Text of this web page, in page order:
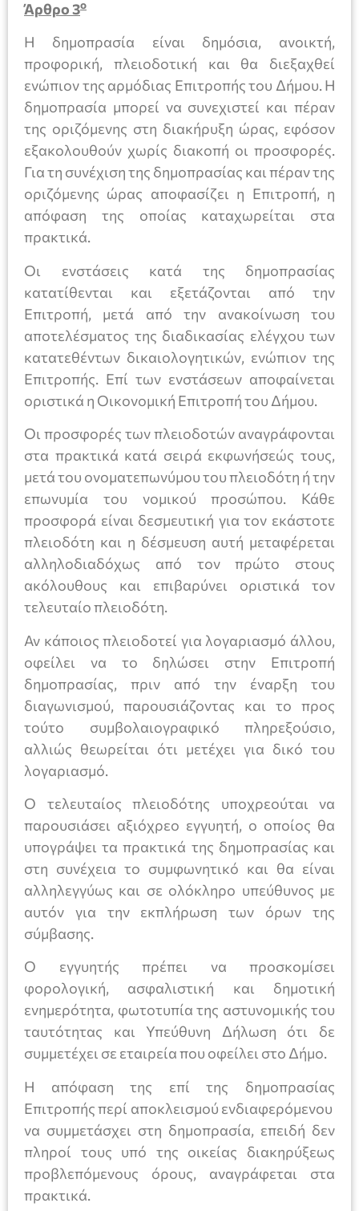
Άρθρο 3ο
Η δημοπρασία είναι δημόσια, ανοικτή,
προφορική, πλειοδοτική και θα διεξαχθεί
ενώπιον της αρμόδιας Επιτροπής του Δήμου. Η
δημοπρασία μπορεί να συνεχιστεί και πέραν
της οριζόμενης στη διακήρυξη ώρας, εφόσον
εξακολουθούν χωρίς διακοπή οι προσφορές.
Για τη συνέχιση της δημοπρασίας και πέραν της
οριζόμενης ώρας αποφασίζει η Επιτροπή, η
απόφαση της οποίας καταχωρείται στα
πρακτικά.
Οι ενστάσεις κατά της δημοπρασίας
κατατίθενται και εξετάζονται από την
Επιτροπή, μετά από την ανακοίνωση του
αποτελέσματος της διαδικασίας ελέγχου των
κατατεθέντων δικαιολογητικών, ενώπιον της
Επιτροπής. Επί των ενστάσεων αποφαίνεται
οριστικά η Οικονομική Επιτροπή του Δήμου.
Οι προσφορές των πλειοδοτών αναγράφονται
στα πρακτικά κατά σειρά εκφωνήσεώς τους,
μετά του ονοματεπωνύμου του πλειοδότη ή την
επωνυμία του νομικού προσώπου. Κάθε
προσφορά είναι δεσμευτική για τον εκάστοτε
πλειοδότη και η δέσμευση αυτή μεταφέρεται
αλληλοδιαδόχως από τον πρώτο στους
ακόλουθους και επιβαρύνει οριστικά τον
τελευταίο πλειοδότη.
Αν κάποιος πλειοδοτεί για λογαριασμό άλλου,
οφείλει να το δηλώσει στην Επιτροπή
δημοπρασίας, πριν από την έναρξη του
διαγωνισμού, παρουσιάζοντας και το προς
τούτο συμβολαιογραφικό πληρεξούσιο,
αλλιώς θεωρείται ότι μετέχει για δικό του
λογαριασμό.
Ο τελευταίος πλειοδότης υποχρεούται να
παρουσιάσει αξιόχρεο εγγυητή, ο οποίος θα
υπογράψει τα πρακτικά της δημοπρασίας και
στη συνέχεια το συμφωνητικό και θα είναι
αλληλεγγύως και σε ολόκληρο υπεύθυνος με
αυτόν για την εκπλήρωση των όρων της
σύμβασης.
Ο εγγυητής πρέπει να προσκομίσει
φορολογική, ασφαλιστική και δημοτική
ενημερότητα, φωτοτυπία της αστυνομικής του
ταυτότητας και Υπεύθυνη Δήλωση ότι δε
συμμετέχει σε εταιρεία που οφείλει στο Δήμο.
Η απόφαση της επί της δημοπρασίας
Επιτροπής περί αποκλεισμού ενδιαφερόμενου
να συμμετάσχει στη δημοπρασία, επειδή δεν
πληροί τους υπό της οικείας διακηρύξεως
προβλεπόμενους όρους, αναγράφεται στα
πρακτικά.